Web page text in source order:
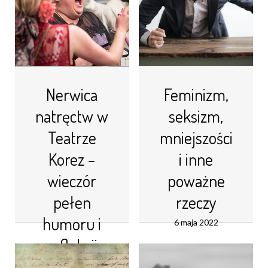
Nerwica
natręctw w
Teatrze
Korez –
wieczór
pełen
humoru i
refleksji
25 listopada 2024
Feminizm,
seksizm,
mniejszości
i inne
poważne
rzeczy
6 maja 2022
Od kilku (a nawet